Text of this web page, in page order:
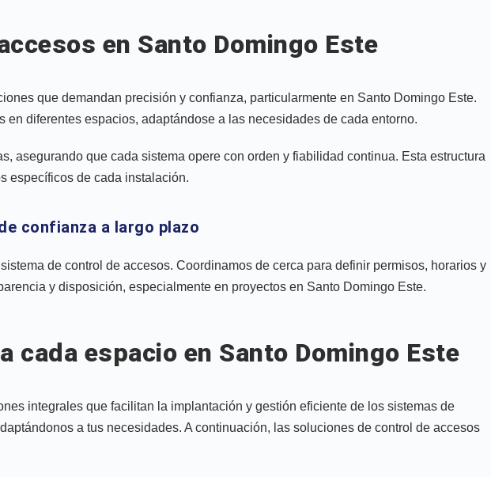
en Santo Domingo Este
que demandan precisión y confianza, particularmente en Santo Domingo Este.
diferentes espacios, adaptándose a las necesidades de cada entorno.
asegurando que cada sistema opere con orden y fiabilidad continua. Esta estructura
específicos de cada instalación.
confianza a largo plazo
de control de accesos. Coordinamos de cerca para definir permisos, horarios y
y disposición, especialmente en proyectos en Santo Domingo Este.
espacio en Santo Domingo Este
integrales que facilitan la implantación y gestión eficiente de los sistemas de
a tus necesidades. A continuación, las soluciones de control de accesos